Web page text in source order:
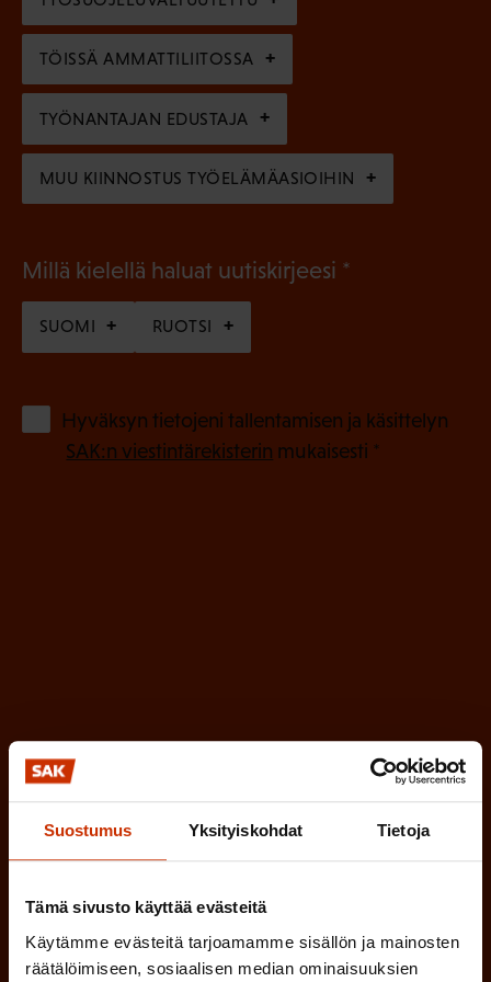
Suostumus Yksityiskohdat Tietoja
Tämä sivusto käyttää evästeitä
Käytämme evästeitä tarjoamamme sisällön ja mainosten
räätälöimiseen, sosiaalisen median ominaisuuksien
n
)
i
n
e
n
)
TÖISSÄ AMMATTILIITOSSA
TYÖNANTAJAN EDUSTAJA
MUU KIINNOSTUS TYÖELÄMÄASIOIHIN
Millä kielellä haluat uutiskirjeesi
o
l
SUOMI RUOTSI
Hyväksyn tietojeni tallentamisen ja käsittelyn
SAK:n viestintärekisterin mukaisesti *
)